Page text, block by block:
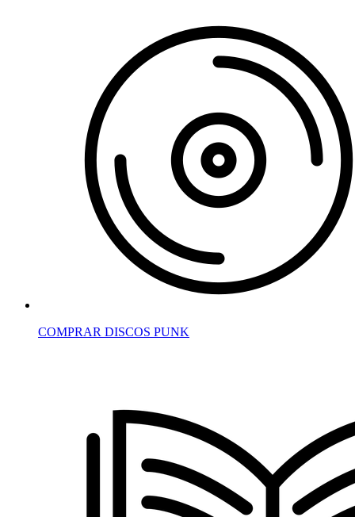
COMPRAR DISCOS PUNK